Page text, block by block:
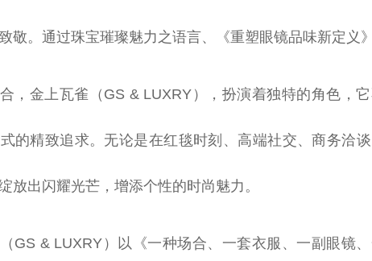
敬。通过珠宝璀璨魅力之语言、《重塑眼镜品味新定义》
，金上瓦雀（GS & LUXRY），扮演着独特的角色，
的精致追求。无论是在红毯时刻、高端社交、商务洽
放出闪耀光芒，增添个性的时尚魅力。
GS & LUXRY）以《一种场合、一套衣服、一副眼镜